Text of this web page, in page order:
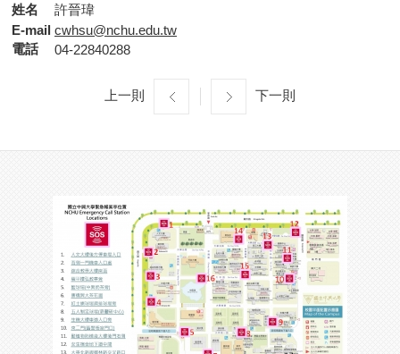
姓名
許晉瑋
E-mail cwhsu@nchu.edu.tw
電話
04-22840288
上一則 下一則